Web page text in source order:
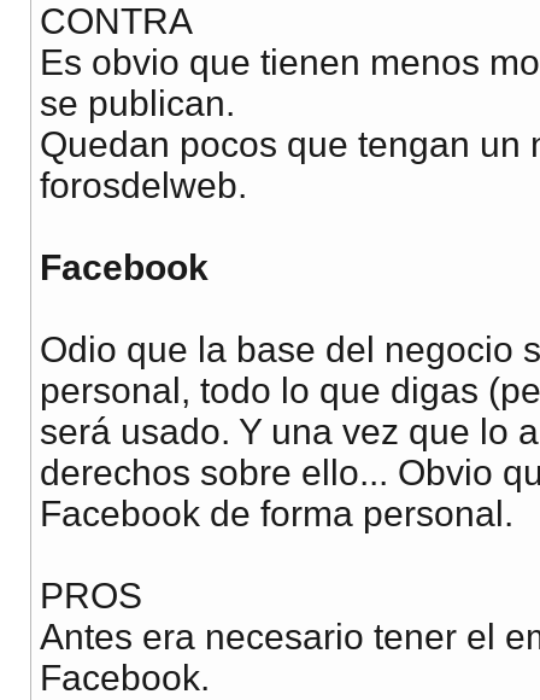
CONTRA
Es obvio que tienen menos
se publican.
Quedan pocos que tengan un
forosdelweb.
Facebook
Odio que la base del negocio
personal, todo lo que digas
será usado. Y una vez que lo
derechos sobre ello... Obvio
Facebook de forma personal.
PROS
Antes era necesario tener el
Facebook.